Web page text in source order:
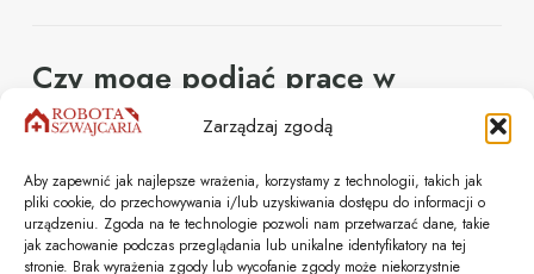
Zarządzaj zgodą
Aby zapewnić jak najlepsze wrażenia, korzystamy z technologii, takich jak
pliki cookie, do przechowywania i/lub uzyskiwania dostępu do informacji o
urządzeniu. Zgoda na te technologie pozwoli nam przetwarzać dane, takie
jak zachowanie podczas przeglądania lub unikalne identyfikatory na tej
stronie. Brak wyrażenia zgody lub wycofanie zgody może niekorzystnie
Czy mogę podjąć pracę w
Szwajcarii przez Waszą
agencję bez znajomości
języka?